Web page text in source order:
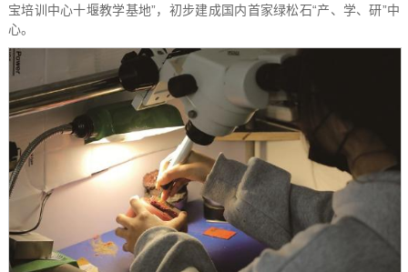
宝培训中心十堰教学基地”，初步建成国内首家绿松石“产、学、研”中
心。